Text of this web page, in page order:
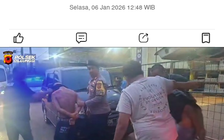
Selasa, 06 Jan 2026 12:48 WIB